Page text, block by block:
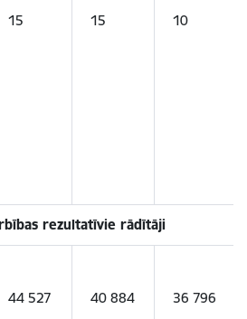
15 15 10
rezultatīvie rādītāji
44 527 40 884 36 796